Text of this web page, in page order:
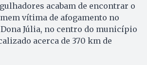
acabam de encontrar o
vítima de afogamento no
Júlia, no centro do município
acerca de 370 km de